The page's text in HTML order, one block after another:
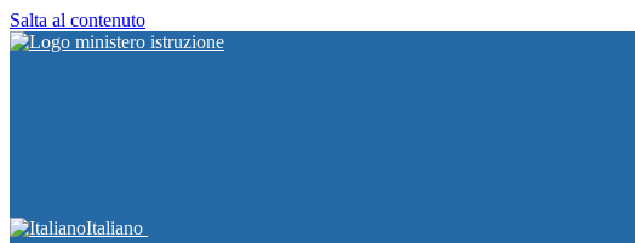
Salta al contenuto
Italiano